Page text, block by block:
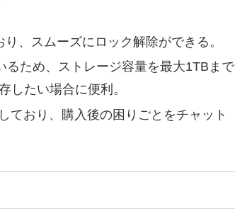
、スムーズにロック解除ができる。
ため、ストレージ容量を最大1TBまで
したい場合に便利。
ており、購入後の困りごとをチャット